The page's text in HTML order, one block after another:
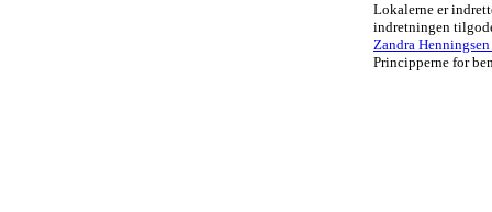
Lokalerne er
indretningen
Zandra Henningsen
Principperne for